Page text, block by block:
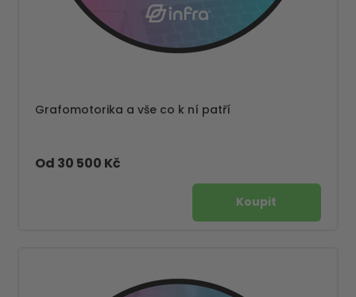
Grafomotorika a vše co k ní patří
Od 30 500 Kč